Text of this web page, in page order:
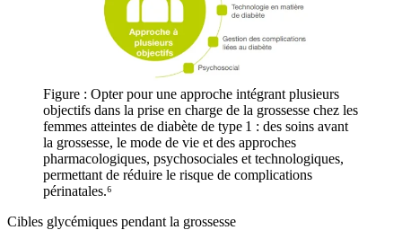
Figure : Opter pour une approche intégrant plusieurs
objectifs dans la prise en charge de la grossesse chez les
femmes atteintes de diabète de type 1 : des soins avant
la grossesse, le mode de vie et des approches
pharmacologiques, psychosociales et technologiques,
permettant de réduire le risque de complications
périnatales.⁶
Cibles glycémiques pendant la grossesse